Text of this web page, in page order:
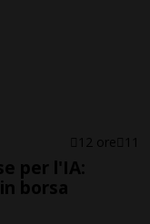
12 ore 11
per l'IA:
borsa